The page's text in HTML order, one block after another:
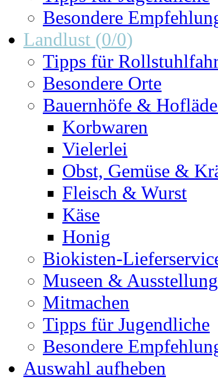
Besondere
Landlust (0/0)
Tipps für
Besondere Orte
Bauernhöfe &
Korbwaren
Vielerlei
Obst, Gemüse &
Fleisch & Wurst
Käse
Honig
Biokisten-
Museen &
Mitmachen
Tipps für Jugendliche
Besondere
Auswahl aufheben